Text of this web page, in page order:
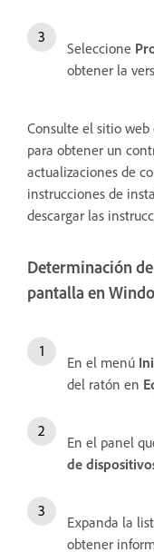
Seleccione
obtener la
Consulte el sitio
para obtener un
actualizaciones de
instrucciones de
descargar las
Determinación
pantalla en
En el menú
del ratón en
En el panel
de
Expanda la
obtener